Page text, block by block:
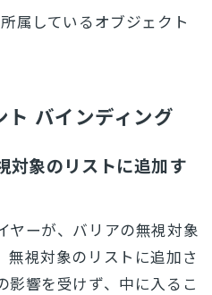
属しているオブジェクト
ト バインディング
対象のリストに追加す
ヤーが、バリアの無視対象
無視対象のリストに追加さ
影響を受けず、中に入るこ